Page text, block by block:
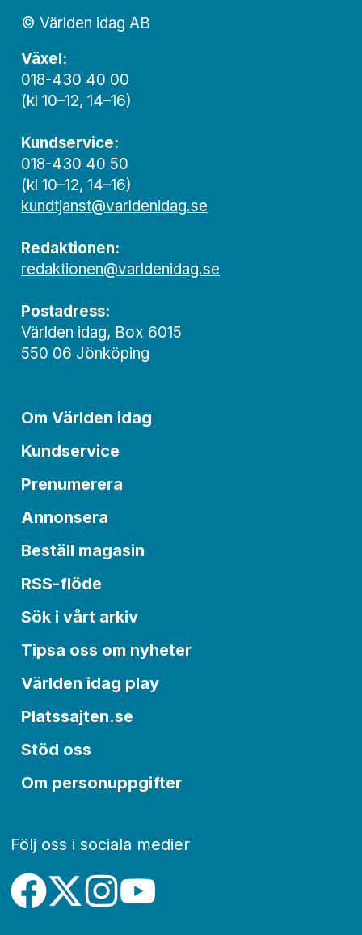
© Världen idag AB
Växel:
018-430 40 00
(kl 10–12, 14–16)
Kundservice:
018-430 40 50
(kl 10–12, 14–16)
kundtjanst@varldenidag.se
Redaktionen:
redaktionen@varldenidag.se
Postadress:
Världen idag, Box 6015
550 06 Jönköping
Om Världen idag
Kundservice
Prenumerera
Annonsera
Beställ magasin
RSS-flöde
Sök i vårt arkiv
Tipsa oss om nyheter
Världen idag play
Platssajten.se
Stöd oss
Om personuppgifter
Följ oss i sociala medier